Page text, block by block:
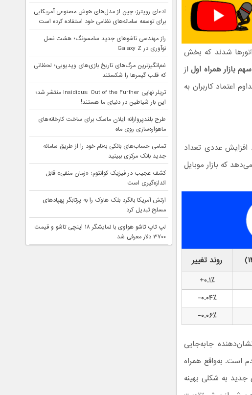
شدند که بخش
سهم بازار همراه اولاز
تداوم اعتماد کاربران به
افزایش عددی تعداد
که بازار موبایل
روند تغییر
۰.۱٪+
۰.۰۴٪-
۰.۰۶٪-
۱۶۸ میلیون مشترک، نشان‌دهنده جابه‌جایی
است. به‌واقع همراه
جدید به شکلی بهینه
ادعای رویترز: چین از مدل‌های هوش مصنوعی آمریکایی
برای توسعه سامانه‌های نظامی خود استفاده کرده است
راز مهندسی تاشوهای جدید سامسونگ؛ هشت نسل
نوآوری در Galaxy Z
غم‌انگیزترین مرگ‌های تاریخ بازی‌های ویدیویی؛ لحظاتی
که قلب گیمرها را شکستند
تریلر نهایی Insidious: Out of the Further منتشر شد؛
این بار شیاطین در دنیای ما هستند!
طرح بلندپروازانه ایلان ماسک برای ساخت کارخانه‌های
ماهواره‌سازی روی ماه
تمامی حساب‌های بانکی به‌نام خود را از طریق سامانه
جدید بانک مرکزی ببینید
کشف عجیب در فیزیک کوانتوم؛ «زمان منفی» قابل
اندازه‌گیری است
ارتش آمریکا بالگرد بلک هاوک را به پرتابگر پهپادهای
مسلح تبدیل کرد
لپ تاپ تاشو هواوی با نمایشگر ۱۸ اینچی تاشو و قیمت
۳۷۰۰ دلار معرفی شد